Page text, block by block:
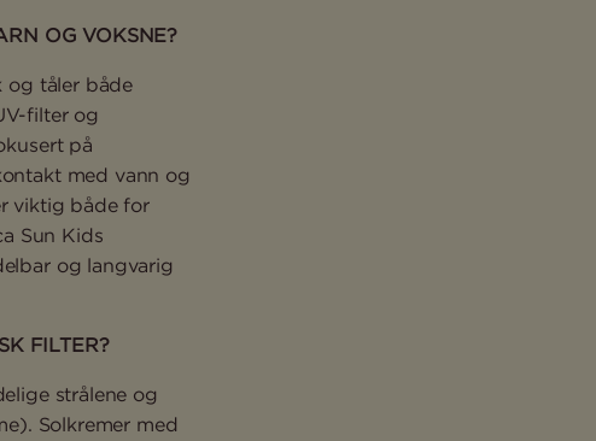
OG VOKSNE?
og tåler både
filter og
på
med vann og
viktig både for
Sun Kids
og langvarig
FILTER?
strålene og
Solkremer med